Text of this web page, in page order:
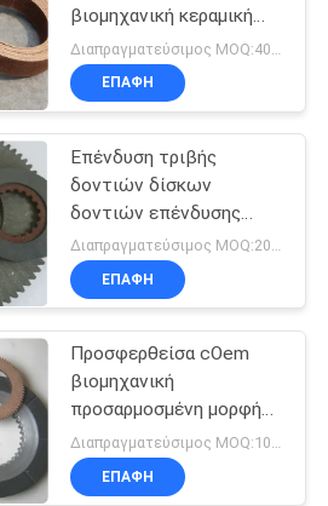
βιομηχανική κεραμική
αντοχή ινών
ΕΠΑΦΉ
Επένδυση τριβής
δοντιών δίσκων
δοντιών επένδυσης
φρένων δοντιών
φύλλων δοντιών
φύλλων τριβής
Διαπραγματεύσιμος MOQ:200 PC
ΕΠΑΦΉ
Προσφερθείσα cOem
βιομηχανική
προσαρμοσμένη μορφή
επένδυσης φρένων/
επένδυσης φρένων
φορτηγών
Διαπραγματεύσιμος MOQ:100 PC
ΕΠΑΦΉ